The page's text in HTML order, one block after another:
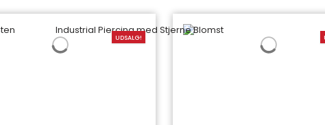
UDSALG!